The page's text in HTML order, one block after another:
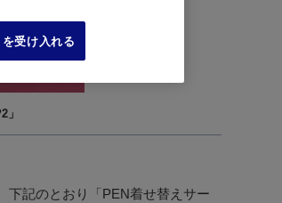
」
記のとおり「PEN着せ替えサー
受け入れる